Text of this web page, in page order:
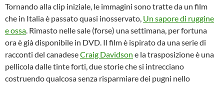
Tornando alla clip iniziale, le immagini sono tratte da un film
che in Italia è passato quasi inosservato, Un sapore di ruggine
e ossa. Rimasto nelle sale (forse) una settimana, per fortuna
ora è già disponibile in DVD. Il film è ispirato da una serie di
racconti del canadeseCraig Davidson e la trasposizione è una
pellicola dalle tinte forti, due storie che si intrecciano
costruendo qualcosa senza risparmiare dei pugni nello